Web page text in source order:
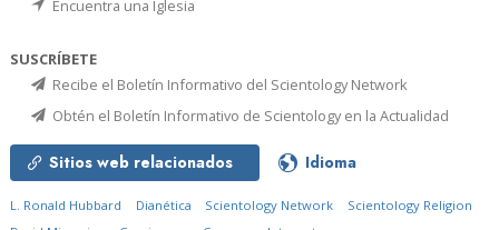
Encuentra una Iglesia
SUSCRÍBETE
Recibe el Boletín Informativo del Scientology Network
Obtén el Boletín Informativo de Scientology en la Actualidad
Sitios web relacionados Idioma
L. Ronald Hubbard Dianética Scientology Network
Scientology Religion